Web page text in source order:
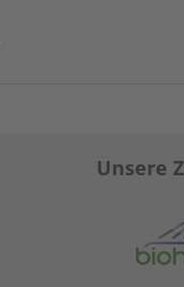
Unsere